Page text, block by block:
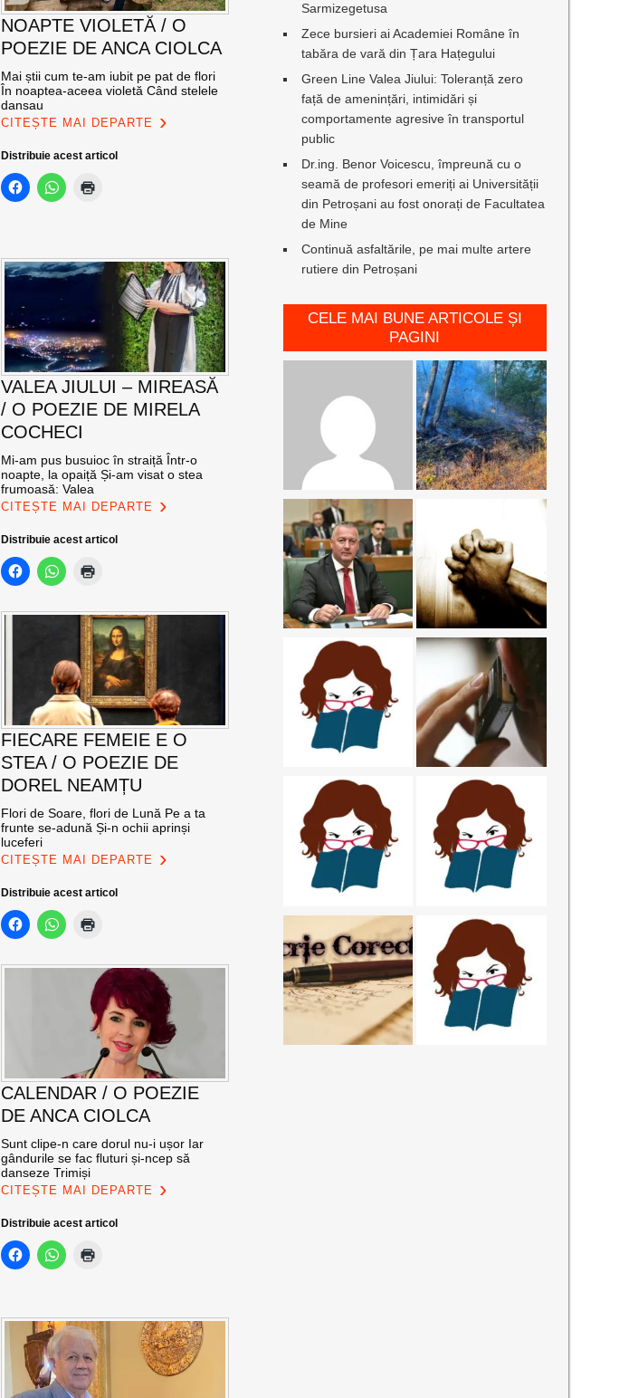
NOAPTE VIOLETĂ / O
POEZIE DE ANCA CIOLCA
Mai știi cum te-am iubit pe pat de flori
În noaptea-aceea violetă Când stelele
dansau
CITEȘTE MAI DEPARTE
Distribuie acest articol
VALEA JIULUI – MIREASĂ
/ O POEZIE DE MIRELA
COCHECI
Mi-am pus busuioc în straiță Într-o
noapte, la opaiță Și-am visat o stea
frumoasă: Valea
CITEȘTE MAI DEPARTE
Distribuie acest articol
FIECARE FEMEIE E O
STEA / O POEZIE DE
DOREL NEAMȚU
Flori de Soare, flori de Lună Pe a ta
frunte se-adună Și-n ochii aprinși
luceferi
CITEȘTE MAI DEPARTE
Distribuie acest articol
CALENDAR / O POEZIE
DE ANCA CIOLCA
Sunt clipe-n care dorul nu-i ușor Iar
gândurile se fac fluturi și-ncep să
danseze Trimiși
CITEȘTE MAI DEPARTE
Distribuie acest articol
Sarmizegetusa
Zece bursieri ai Academiei Române în
tabăra de vară din Țara Hațegului
Green Line Valea Jiului: Toleranță zero
față de amenințări, intimidări și
comportamente agresive în transportul
public
Dr.ing. Benor Voicescu, împreună cu o
seamă de profesori emeriți ai Universității
din Petroșani au fost onorați de Facultatea
de Mine
Continuă asfaltările, pe mai multe artere
rutiere din Petroșani
CELE MAI BUNE ARTICOLE ȘI
PAGINI